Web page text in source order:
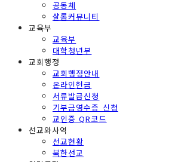
공동체
샬롬커뮤니티
교육부
교육부
대학청년부
교회행정
교회행정안내
온라인헌금
서류발급신청
기부금영수증 신청
교인증 QR코드
선교와사역
선교현황
북한선교